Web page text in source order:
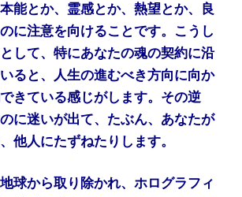
能とか、霊感とか、熱望とか、良
に注意を向けることです。こうし
して、特にあなたの魂の契約に沿
ると、人生の進むべき方向に向か
きている感じがします。その逆
に迷いが出て、たぶん、あなたが
他人にたずねたりします。
地球から取り除かれ、ホログラフィ